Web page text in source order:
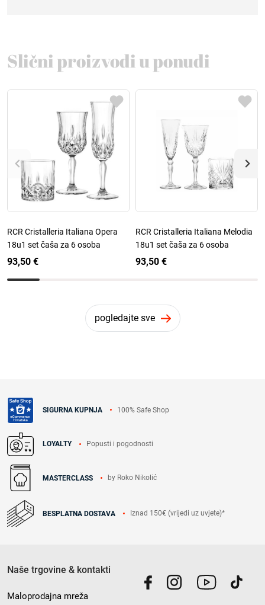
Slični proizvodi u ponudi
RCR Cristalleria Italiana Opera
18u1 set čaša za 6 osoba
93,50 €
RCR Cristalleria Italiana Melodia
18u1 set čaša za 6 osoba
93,50 €
pogledajte sve
SIGURNA KUPNJA 100% Safe Shop
LOYALTY Popusti i pogodnosti
MASTERCLASS by Roko Nikolić
BESPLATNA DOSTAVA Iznad 150€ (vrijedi uz uvjete)*
Naše trgovine & kontakti
Maloprodajna mreža